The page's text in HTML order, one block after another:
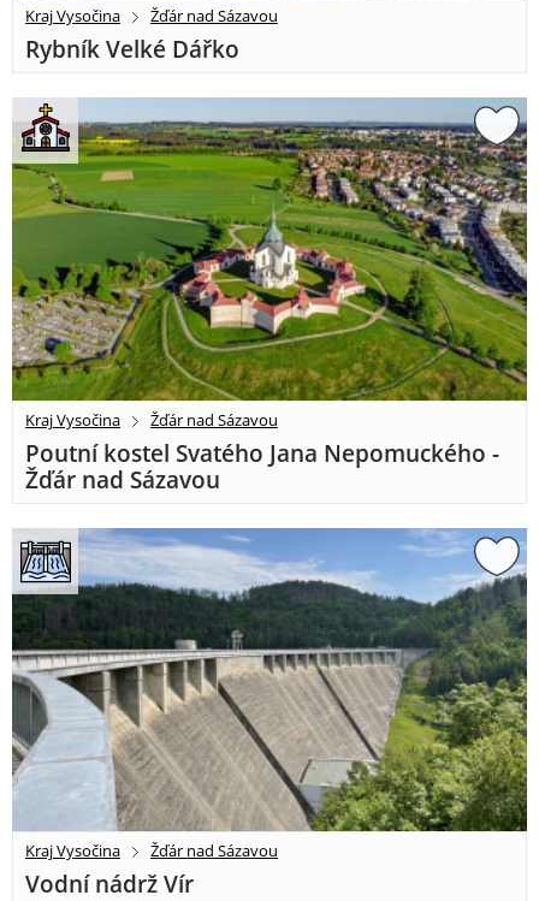
Kraj Vysočina Žďár nad Sázavou
Rybník Velké Dářko
Kraj Vysočina Žďár nad Sázavou
Poutní kostel Svatého Jana Nepomuckého -
Žďár nad Sázavou
Kraj Vysočina Žďár nad Sázavou
Vodní nádrž Vír